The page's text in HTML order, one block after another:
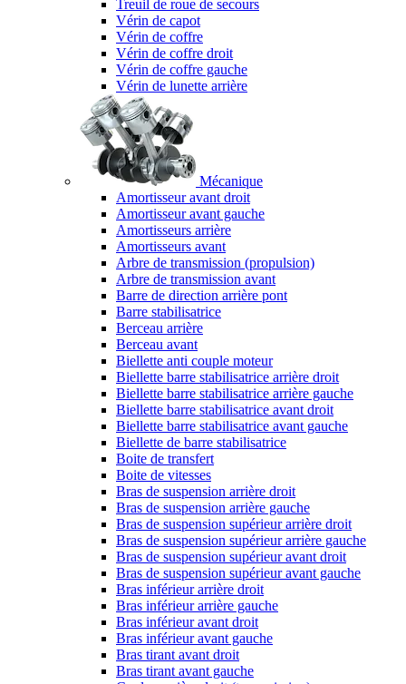
Treuil de roue de secours
Vérin de capot
Vérin de coffre
Vérin de coffre droit
Vérin de coffre gauche
Vérin de lunette arrière
Mécanique
Amortisseur avant droit
Amortisseur avant gauche
Amortisseurs arrière
Amortisseurs avant
Arbre de transmission (propulsion)
Arbre de transmission avant
Barre de direction arrière pont
Barre stabilisatrice
Berceau arrière
Berceau avant
Biellette anti couple moteur
Biellette barre stabilisatrice arrière droit
Biellette barre stabilisatrice arrière gauche
Biellette barre stabilisatrice avant droit
Biellette barre stabilisatrice avant gauche
Biellette de barre stabilisatrice
Boite de transfert
Boite de vitesses
Bras de suspension arrière droit
Bras de suspension arrière gauche
Bras de suspension supérieur arrière droit
Bras de suspension supérieur arrière gauche
Bras de suspension supérieur avant droit
Bras de suspension supérieur avant gauche
Bras inférieur arrière droit
Bras inférieur arrière gauche
Bras inférieur avant droit
Bras inférieur avant gauche
Bras tirant avant droit
Bras tirant avant gauche